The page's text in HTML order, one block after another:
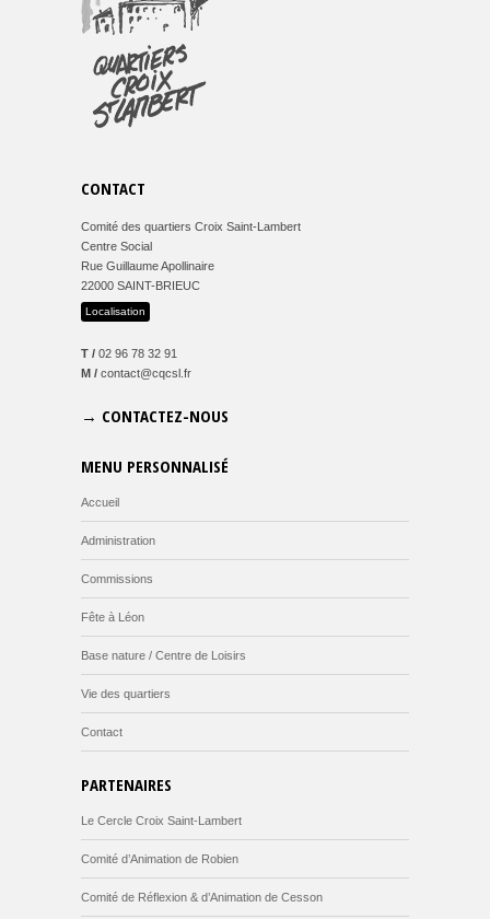
CONTACT
Comité des quartiers Croix Saint-Lambert
Centre Social
Rue Guillaume Apollinaire
22000 SAINT-BRIEUC
Localisation
T / 02 96 78 32 91
M / contact@cqcsl.fr
→ CONTACTEZ-NOUS
MENU PERSONNALISÉ
Accueil
Administration
Commissions
Fête à Léon
Base nature / Centre de Loisirs
Vie des quartiers
Contact
PARTENAIRES
Le Cercle Croix Saint-Lambert
Comité d’Animation de Robien
Comité de Réflexion & d’Animation de Cesson